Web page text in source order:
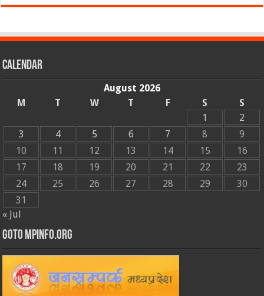
Calendar
August 2026
M
T W T F S
S
1
2
3
4 5 6 7 8
9
10
11 12 13 14 15
16
17
18 19 20 21 22
23
24
25 26 27 28 29
30
31
« Jul
GOTO MPINFO.ORG